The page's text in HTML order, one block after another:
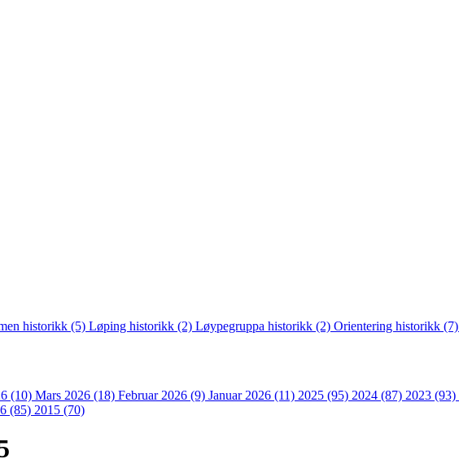
historikk (5) Løping historikk (2) Løypegruppa historikk (2) Orientering historikk (7)
(10) Mars 2026 (18) Februar 2026 (9) Januar 2026 (11) 2025 (95) 2024 (87) 2023 (93)
(85) 2015 (70)